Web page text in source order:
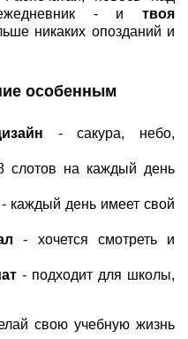
- и твоя
никаких опозданий и
особенным
- сакура, небо,
слотов на каждый день
- каждый день имеет свой
- хочется смотреть и
- подходит для школы,
свою учебную жизнь